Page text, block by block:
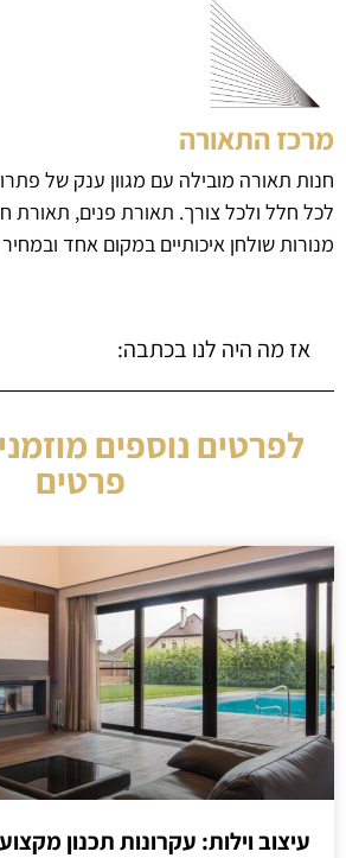
מרכז התאורה
חנות תאורה מובילה עם מגוון ענק של
לכל חלל ולכל צורך. תאורת פנים, תאורת
מנורות שולחן איכותיים במקום אחד
אז מה היה לנו בכתבה:
לפרטים נוספים
פרטים
עיצוב וילות: עקרונות תכנון